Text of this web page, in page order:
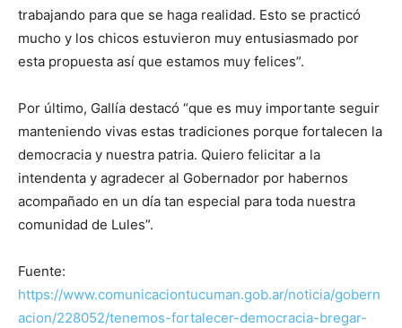
trabajando para que se haga realidad. Esto se practicó
mucho y los chicos estuvieron muy entusiasmado por
esta propuesta así que estamos muy felices”.
Por último, Gallía destacó “que es muy importante seguir
manteniendo vivas estas tradiciones porque fortalecen la
democracia y nuestra patria. Quiero felicitar a la
intendenta y agradecer al Gobernador por habernos
acompañado en un día tan especial para toda nuestra
comunidad de Lules”.
Fuente:
https://www.comunicaciontucuman.gob.ar/noticia/gobern
acion/228052/tenemos-fortalecer-democracia-bregar-